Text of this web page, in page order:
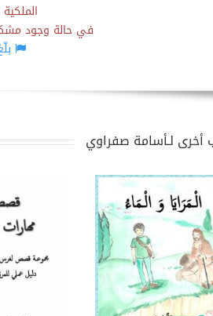
في حالة وجود مشكلة
أخرى لـأسامة صفراوي